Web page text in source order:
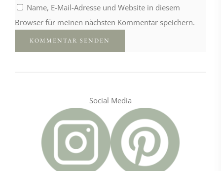
Name, E-Mail-Adresse und Website in diesem
Browser für meinen nächsten Kommentar speichern.
Social Media